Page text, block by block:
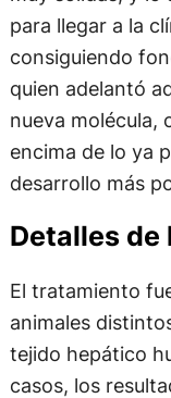
para llegar a la
consiguiendo
quien adelantó
nueva molécula,
encima de lo ya
desarrollo más
Detalles
El tratamiento
animales
tejido hepático
casos, los